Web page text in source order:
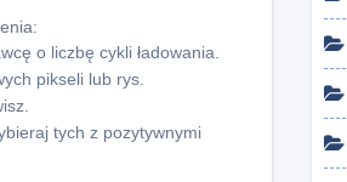
o liczbę cykli ładowania.
pikseli lub rys.
tych z pozytywnymi